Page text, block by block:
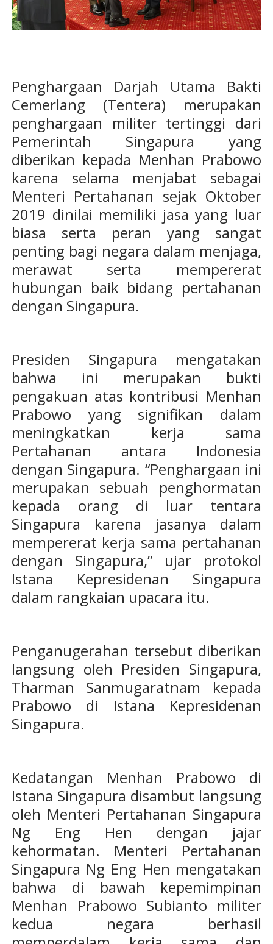
Penghargaan Darjah Utama Bakti
Cemerlang (Tentera) merupakan
penghargaan militer tertinggi dari
Pemerintah Singapura yang
diberikan kepada Menhan Prabowo
karena selama menjabat sebagai
Menteri Pertahanan sejak Oktober
2019 dinilai memiliki jasa yang luar
biasa serta peran yang sangat
penting bagi negara dalam menjaga,
merawat serta mempererat
hubungan baik bidang pertahanan
dengan Singapura.
Presiden Singapura mengatakan
bahwa ini merupakan bukti
pengakuan atas kontribusi Menhan
Prabowo yang signifikan dalam
meningkatkan kerja sama
Pertahanan antara Indonesia
dengan Singapura. “Penghargaan ini
merupakan sebuah penghormatan
kepada orang di luar tentara
Singapura karena jasanya dalam
mempererat kerja sama pertahanan
dengan Singapura,” ujar protokol
Istana Kepresidenan Singapura
dalam rangkaian upacara itu.
Penganugerahan tersebut diberikan
langsung oleh Presiden Singapura,
Tharman Sanmugaratnam kepada
Prabowo di Istana Kepresidenan
Singapura.
Kedatangan Menhan Prabowo di
Istana Singapura disambut langsung
oleh Menteri Pertahanan Singapura
Ng Eng Hen dengan jajar
kehormatan. Menteri Pertahanan
Singapura Ng Eng Hen mengatakan
bahwa di bawah kepemimpinan
Menhan Prabowo Subianto militer
kedua negara berhasil